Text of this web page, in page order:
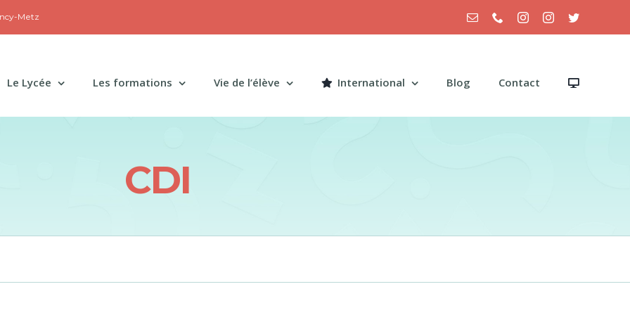
Metz Email TéléphoneInstagramInstagramTwitter
Le Lycée Les formations Vie de l’élève International Blog Contact
CDI